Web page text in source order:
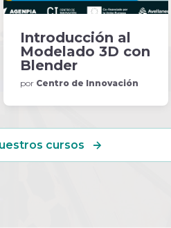
Introducción al
Modelado 3D con
Blender
por Centro de Innovación
cursos